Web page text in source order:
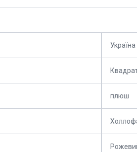
Україна
плюш